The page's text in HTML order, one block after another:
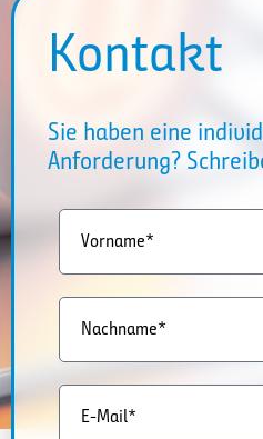
Kontakt
Sie haben eine
Anforderung?
Vorname*
Nachname*
E-Mail*